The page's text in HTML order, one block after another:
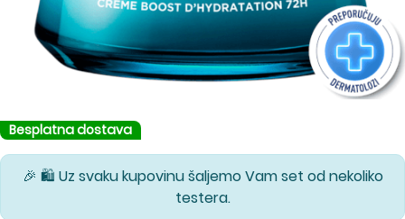
Besplatna dostava
🎉 🛍️ Uz svaku kupovinu šaljemo Vam set od nekoliko
testera.